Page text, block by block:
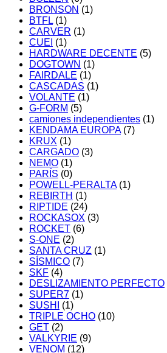
BRONSON (1)
BTFL (1)
CARVER (1)
CUEI (1)
HARDWARE DECENTE (5)
DOGTOWN (1)
FAIRDALE (1)
CASCADAS (1)
VOLANTE (1)
G-FORM (5)
camiones independientes (1)
KENDAMA EUROPA (7)
KRUX (1)
CARGADO (3)
NEMO (1)
PARÍS (0)
POWELL-PERALTA (1)
REBIRTH (1)
RIPTIDE (24)
ROCKASOX (3)
ROCKET (6)
S-ONE (2)
SANTA CRUZ (1)
SÍSMICO (7)
SKF (4)
DESLIZAMIENTO PERFECTO
SUPER7 (1)
SUSHI
(1)
TRIPLE OCHO (10)
GET (2)
VALKYRIE (9)
VENOM (12)